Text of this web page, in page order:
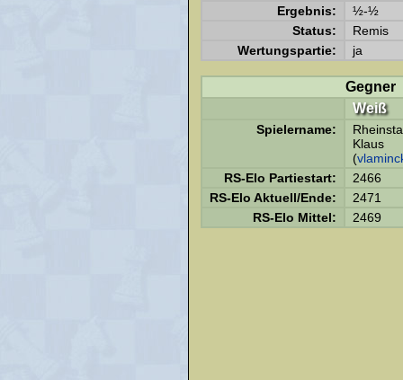
Ergebnis:
½-½
Status:
Remis
Wertungspartie:
ja
Gegner
Weiß
Spielername:
Klaus
(
RS-Elo Partiestart:
2466
RS-Elo Aktuell/Ende:
2471
RS-Elo Mittel:
2469